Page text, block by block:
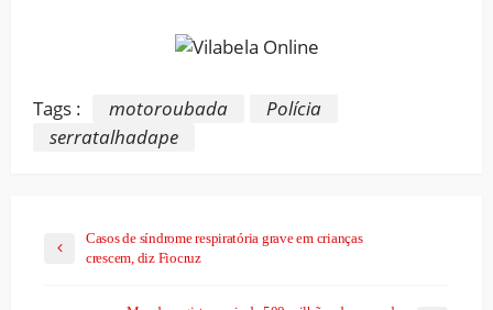
Tags : motoroubada
Polícia
serratalhadape
Casos de síndrome respiratória grave em crianças
crescem, diz Fiocruz